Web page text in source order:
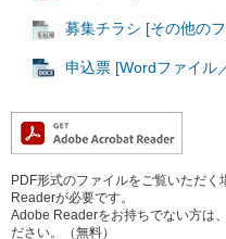
募集チラシ [その他の
申込票 [Wordファイル
PDF形式のファイルをご覧いただ
Readerが必要です。
Adobe Readerをお持ちでない方は
ださい。（無料）